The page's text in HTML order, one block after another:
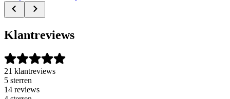
Klantreviews
21 klantreviews
5 sterren
14 reviews